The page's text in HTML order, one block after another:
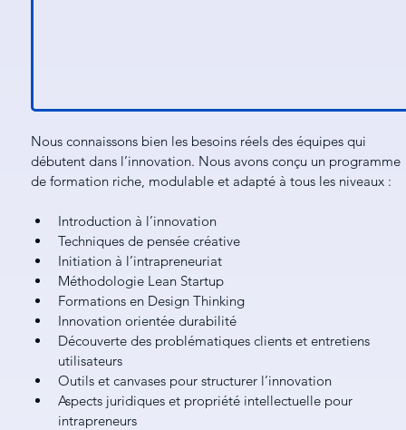
Nous connaissons bien les besoins réels des équipes qui
débutent dans l’innovation. Nous avons conçu un programme
de formation riche, modulable et adapté à tous les niveaux :
Introduction à l’innovation
Techniques de pensée créative
Initiation à l’intrapreneuriat
Méthodologie Lean Startup
Formations en Design Thinking
Innovation orientée durabilité
Découverte des problématiques clients et entretiens
utilisateurs
Outils et canvases pour structurer l’innovation
Aspects juridiques et propriété intellectuelle pour
intrapreneurs